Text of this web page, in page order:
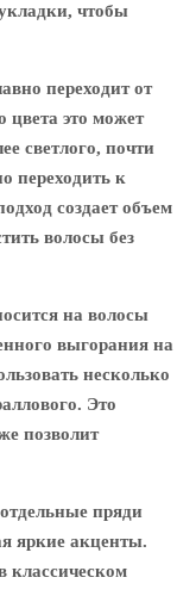
чтобы
переходит от
цвета это может
светлого, почти
переходить к
создает объем
волосы без
на волосы
выгорания на
несколько
Это
позволит
пряди
яркие акценты.
классическом